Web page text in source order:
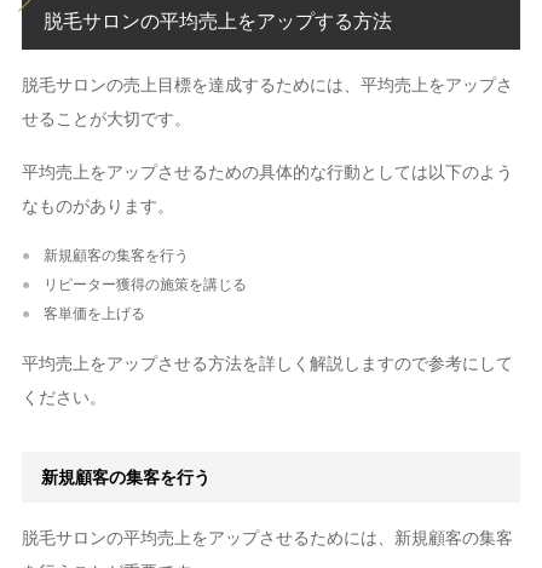
脱毛サロンの平均売上をアップする方法
脱毛サロンの売上目標を達成するためには、平均売上をアップさ
せることが大切です。
平均売上をアップさせるための具体的な行動としては以下のよう
なものがあります。
新規顧客の集客を行う
リピーター獲得の施策を講じる
客単価を上げる
平均売上をアップさせる方法を詳しく解説しますので参考にして
ください。
新規顧客の集客を行う
脱毛サロンの平均売上をアップさせるためには、新規顧客の集客